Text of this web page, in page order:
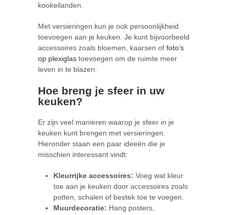
kookeilanden.
Met versieringen kun je ook persoonlijkheid
toevoegen aan je keuken. Je kunt bijvoorbeeld
accessoires zoals bloemen, kaarsen of foto’s
op plexiglas toevoegen om de ruimte meer
leven in te blazen.
Hoe breng je sfeer in uw
keuken?
Er zijn veel manieren waarop je sfeer in je
keuken kunt brengen met versieringen.
Hieronder staan een paar ideeën die je
misschien interessant vindt:
Kleurrijke accessoires: Voeg wat kleur
toe aan je keuken door accessoires zoals
potten, schalen of bestek toe te voegen.
Muurdecoratie: Hang posters,